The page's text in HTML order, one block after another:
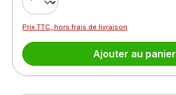
Prix TTC, hors frais de livraison
Ajouter au panier